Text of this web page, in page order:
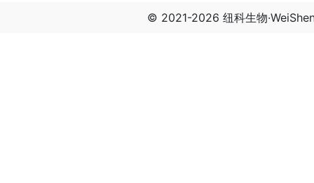
© 2021-2026 纽科生物